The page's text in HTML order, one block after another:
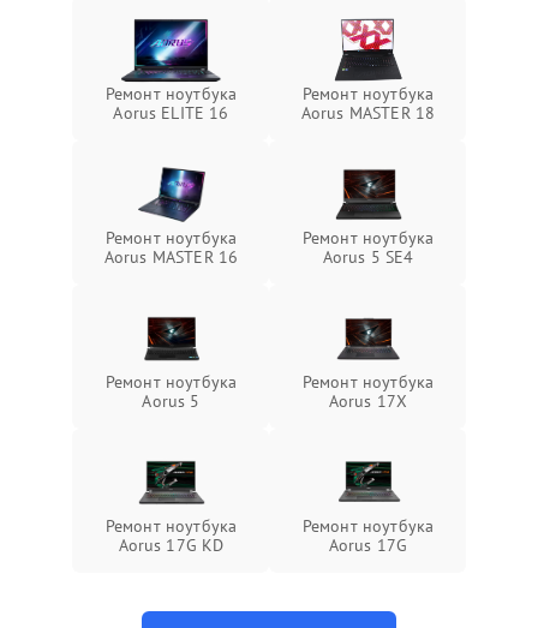
Ремонт ноутбука
Aorus ELITE 16
Ремонт ноутбука
Aorus MASTER 18
Ремонт ноутбука
Aorus MASTER 16
Ремонт ноутбука
Aorus 5 SE4
Ремонт ноутбука
Aorus 5
Ремонт ноутбука
Aorus 17X
Ремонт ноутбука
Aorus 17G KD
Ремонт ноутбука
Aorus 17G